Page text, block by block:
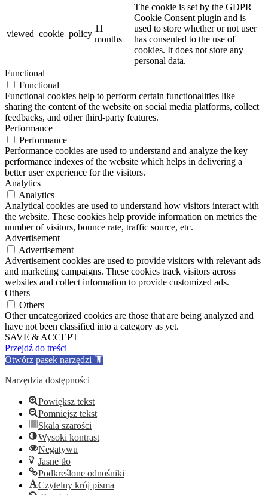
viewed_cookie_policy
11
months
The cookie is set by the GDPR
Cookie Consent plugin and is
used to store whether or not user
has consented to the use of
cookies. It does not store any
personal data.
Functional
Functional
Functional cookies help to perform certain functionalities like
sharing the content of the website on social media platforms, collect
feedbacks, and other third-party features.
Performance
Performance
Performance cookies are used to understand and analyze the key
performance indexes of the website which helps in delivering a
better user experience for the visitors.
Analytics
Analytics
Analytical cookies are used to understand how visitors interact with
the website. These cookies help provide information on metrics the
number of visitors, bounce rate, traffic source, etc.
Advertisement
Advertisement
Advertisement cookies are used to provide visitors with relevant ads
and marketing campaigns. These cookies track visitors across
websites and collect information to provide customized ads.
Others
Others
Other uncategorized cookies are those that are being analyzed and
have not been classified into a category as yet.
SAVE & ACCEPT
Przejdź do treści
Otwórz pasek narzędzi
Narzędzia dostępności
Powiększ tekst
Pomniejsz tekst
Skala szarości
Wysoki kontrast
Negatywu
Jasne tło
Podkreślone odnośniki
Czytelny krój pisma